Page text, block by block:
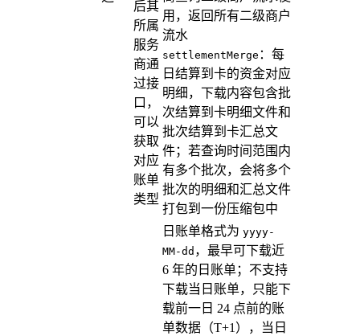
后其
所属
服务
商通
过接
口，
可以
获取
对应
账单
类型
用，返回所有二级商户
流水
settlementMerge ：每
日结算到卡的资金对应
明细，下载内容包含批
次结算到卡明细文件和
批次结算到卡汇总文
件；若查询时间范围内
有多个批次，会将多个
批次的明细和汇总文件
打包到一份压缩包中
日账单格式为 yyyy-
MM-dd ，最早可下载近
6 年的日账单；不支持
下载当日账单，只能下
载前一日 24 点前的账
单数据（T+1），当日